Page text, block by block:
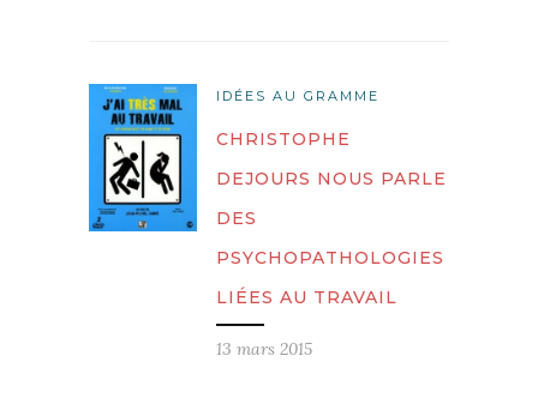
IDÉES AU GRAMME
CHRISTOPHE
DEJOURS NOUS PARLE
DES
PSYCHOPATHOLOGIES
LIÉES AU TRAVAIL
13 mars 2015